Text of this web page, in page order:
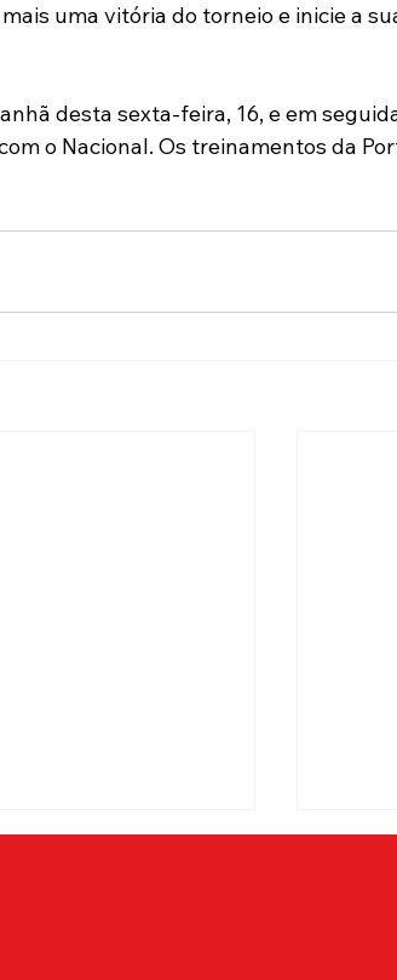
uma vitória do torneio e inicie a
desta sexta-feira, 16, e em
o Nacional. Os treinamentos da